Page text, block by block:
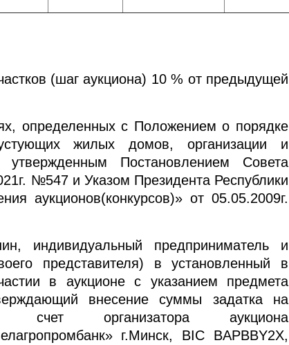
(шаг аукциона) 10 % от предыдущей
определенных с Положением о порядке
жилых домов, организации и
Постановлением Совета
№547 и Указом Президента Республики
аукционов(конкурсов)» от 05.05.2009г.
индивидуальный предприниматель и
представителя) в установленный в
в аукционе с указанием предмета
внесение суммы задатка на
счет организатора аукциона
г.Минск, BIC BAPBBY2X,